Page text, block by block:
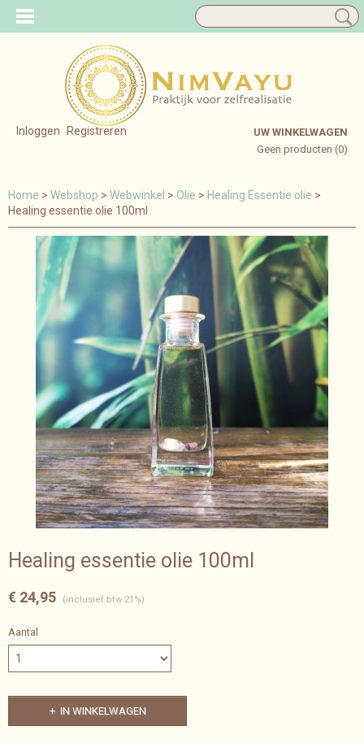
Inloggen Registreren
UW WINKELWAGEN
Geen producten (0)
Home > Webshop > Webwinkel > Olie > Healing Essentie olie >
Healing essentie olie 100ml
Healing essentie olie 100ml
€ 24,95 (inclusief btw 21%)
Aantal
IN WINKELWAGEN